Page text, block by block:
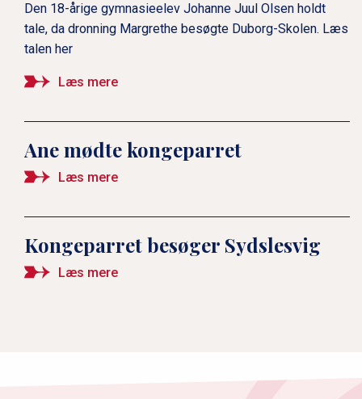
Den 18-årige gymnasieelev Johanne Juul Olsen holdt
tale, da dronning Margrethe besøgte Duborg-Skolen. Læs
talen her
Læs mere
Ane mødte kongeparret
Læs mere
Kongeparret besøger Sydslesvig
Læs mere